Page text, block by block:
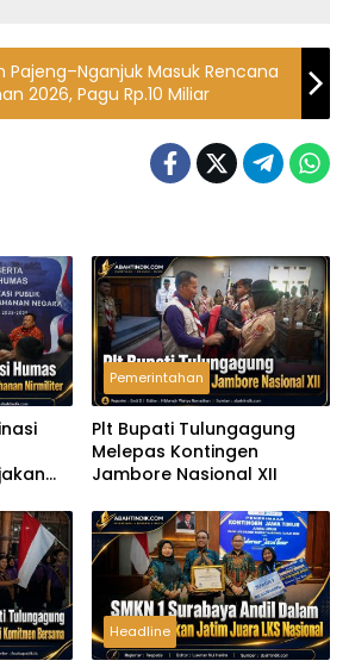
Pajeng–Nganjuk Masuk Rencana
2026, Pagu Rp.10 Miliar
Pemerintahan
Plt Bupati Tulungagung
Melepas Kontingen
Jambore Nasional XII
Headline